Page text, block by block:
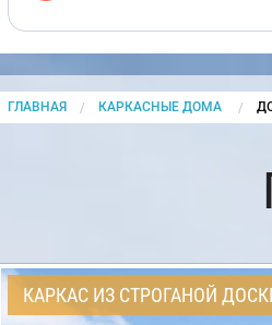
ГЛАВНАЯ КАРКАСНЫЕ ДОМА
КАРКАС ИЗ СТРОГАНОЙ